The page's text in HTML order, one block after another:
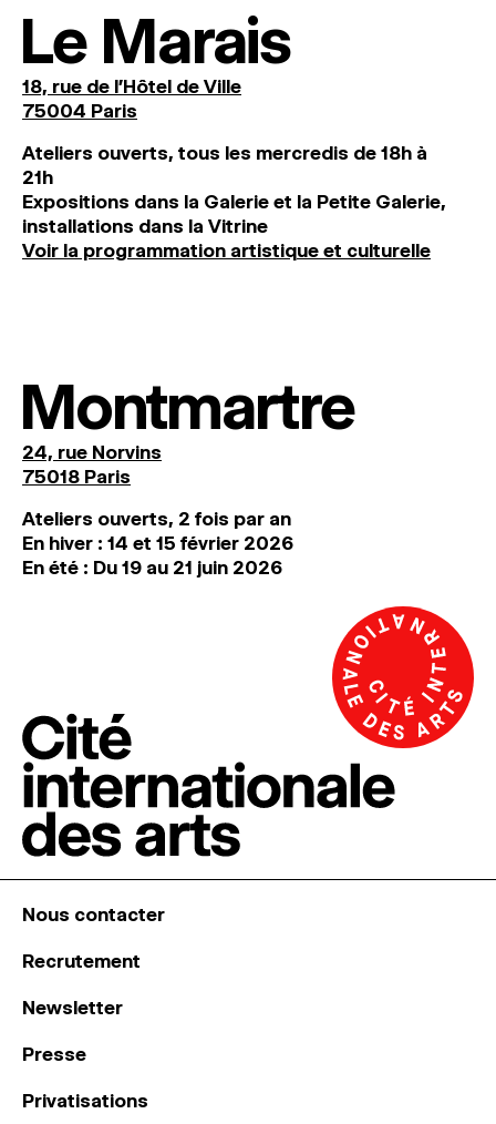
Le Marais
18, rue de l'Hôtel de Ville
75004 Paris
Ateliers ouverts, tous les mercredis de 18h à
21h
Expositions dans la Galerie et la Petite Galerie,
installations dans la Vitrine
Voir la programmation artistique et culturelle
Montmartre
24, rue Norvins
75018 Paris
Ateliers ouverts, 2 fois par an
En hiver : 14 et 15 février 2026
En été : Du 19 au 21 juin 2026
Nous contacter
Recrutement
Newsletter
Presse
Privatisations